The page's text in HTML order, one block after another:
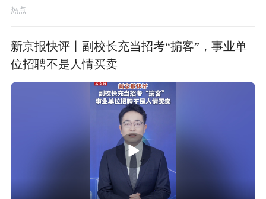
热点
新京报快评丨副校长充当招考“掮客”，事业单
位招聘不是人情买卖